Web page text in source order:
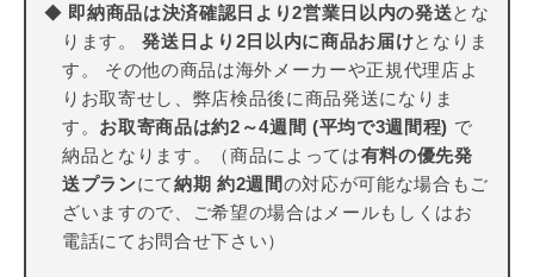
◆ 即納商品は決済確認日より2営業日以内の発送とな
ります。発送日より2日以内に商品お届けとなりま
す。 その他の商品は海外メーカーや正規代理店よ
りお取寄せし、弊店検品後に商品発送になりま
す。 お取寄商品は約2～4週間 (平均で3週間程) で
納品となります。（商品によっては有料の優先発
送プランにて納期 約2週間の対応が可能な場合もご
ざいますので、ご希望の場合はメールもしくはお
電話にてお問合せ下さい）